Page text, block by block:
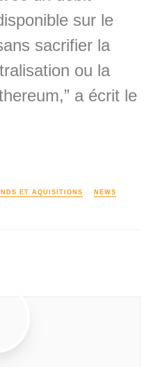
sur le
sacrifier la
ou la
a écrit le
ET AQUISITIONS NEWS